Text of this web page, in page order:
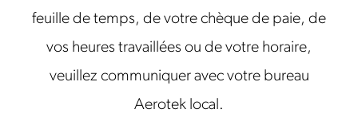
feuille de temps, de votre chèque de paie, de
vos heures travaillées ou de votre horaire,
veuillez communiquer avec votre bureau
Aerotek local.